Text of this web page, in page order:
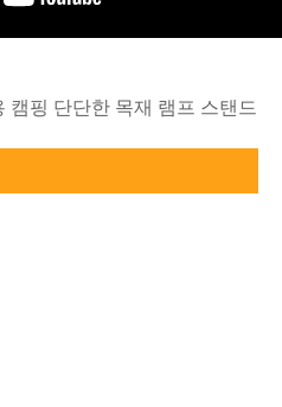
캠핑 단단한 목재 램프 스탠드